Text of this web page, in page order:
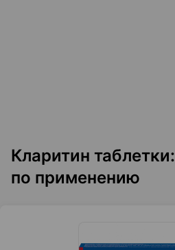
Кларитин
по применению